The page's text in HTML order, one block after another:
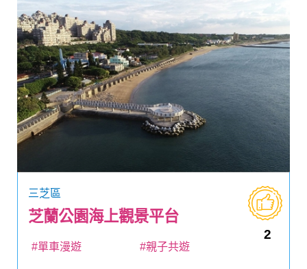
三芝區
芝蘭公園海上觀景平台
2
#單車漫遊 #親子共遊